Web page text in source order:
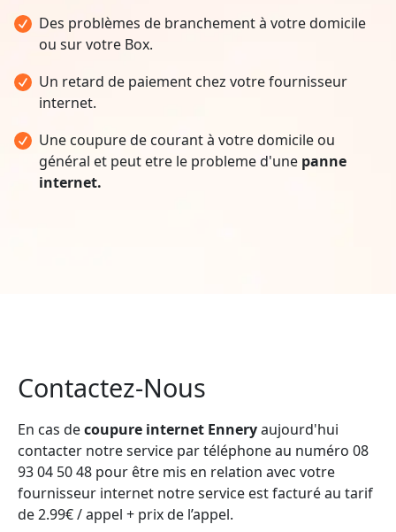
Des problèmes de branchement à votre domicile
ou sur votre Box.
Un retard de paiement chez votre fournisseur
internet.
Une coupure de courant à votre domicile ou
général et peut etre le probleme d'une panne
internet.
Contactez-Nous
En cas decoupure internet Enneryaujourd'hui
contacter notre service par téléphone au numéro 08
93 04 50 48 pour être mis en relation avec votre
fournisseur internet notre service est facturé au tarif
de 2.99€ / appel + prix de l’appel.